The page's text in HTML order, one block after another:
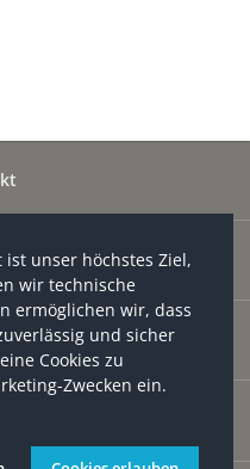
unser höchstes Ziel,
wir technische
ermöglichen wir, dass
und sicher
Cookies zu
Zwecken ein.